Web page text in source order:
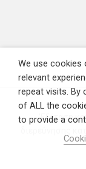
'Εξέταση
We use cookies
relevant
repeat visits. By
of ALL the
to provide a